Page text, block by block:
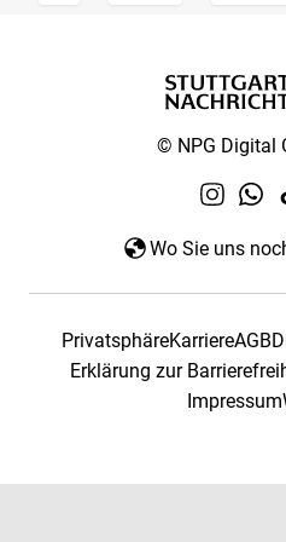
© NPG Digital
Wo Sie uns
PrivatsphäreKarriereAGB
Erklärung zur
Impressum